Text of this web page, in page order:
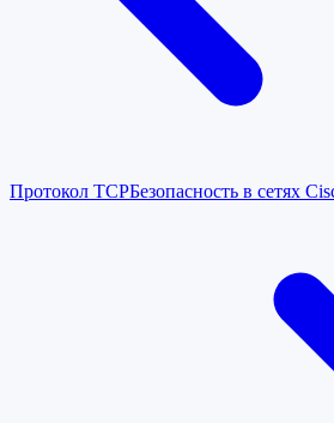
Протокол TCPБезопасность в сетях